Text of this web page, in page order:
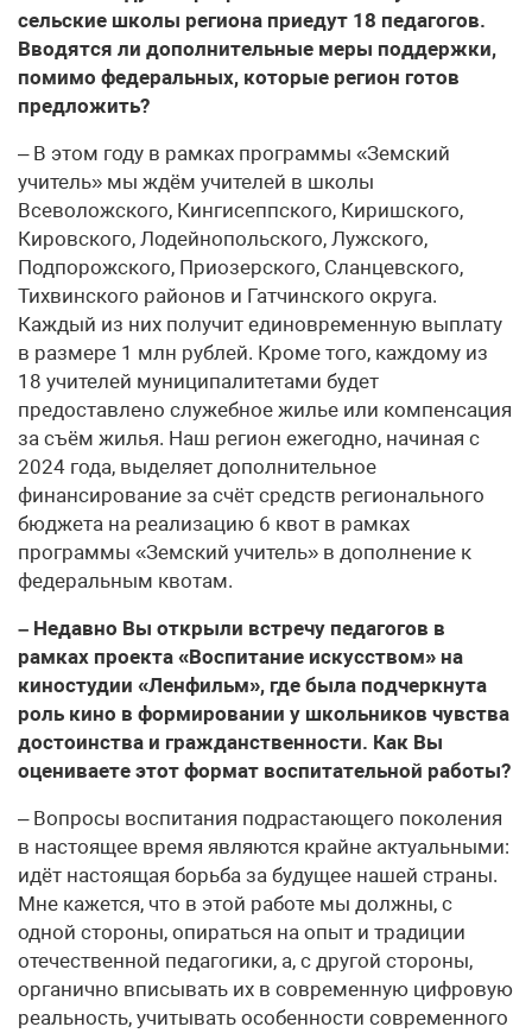
сельские школы региона приедут 18 педагогов.
Вводятся ли дополнительные меры поддержки,
помимо федеральных, которые регион готов
предложить?
– В этом году в рамках программы «Земский
учитель» мы ждём учителей в школы
Всеволожского, Кингисеппского, Киришского,
Кировского, Лодейнопольского, Лужского,
Подпорожского, Приозерского, Сланцевского,
Тихвинского районов и Гатчинского округа.
Каждый из них получит единовременную выплату
в размере 1 млн рублей. Кроме того, каждому из
18 учителей муниципалитетами будет
предоставлено служебное жилье или компенсация
за съём жилья. Наш регион ежегодно, начиная с
2024 года, выделяет дополнительное
финансирование за счёт средств регионального
бюджета на реализацию 6 квот в рамках
программы «Земский учитель» в дополнение к
федеральным квотам.
– Недавно Вы открыли встречу педагогов в
рамках проекта «Воспитание искусством» на
киностудии «Ленфильм», где была подчеркнута
роль кино в формировании у школьников чувства
достоинства и гражданственности. Как Вы
оцениваете этот формат воспитательной работы?
– Вопросы воспитания подрастающего поколения
в настоящее время являются крайне актуальными:
идёт настоящая борьба за будущее нашей страны.
Мне кажется, что в этой работе мы должны, с
одной стороны, опираться на опыт и традиции
отечественной педагогики, а, с другой стороны,
органично вписывать их в современную цифровую
реальность, учитывать особенности современного